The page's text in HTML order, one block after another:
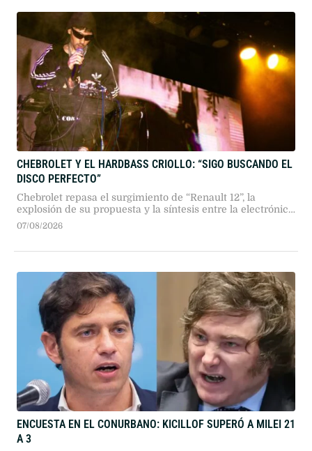
CHEBROLET Y EL HARDBASS CRIOLLO: “SIGO BUSCANDO EL
DISCO PERFECTO”
Chebrolet repasa el surgimiento de “Renault 12”, la
explosión de su propuesta y la síntesis entre la electrónica
rusa y la cultura popular argentina. Un recorrido por sus
07/08/2026
ENCUESTA EN EL CONURBANO: KICILLOF SUPERÓ A MILEI 21
A 3